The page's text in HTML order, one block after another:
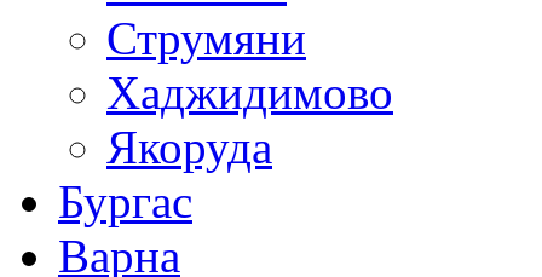
Струмяни
Хаджидимово
Якоруда
Бургас
Варна